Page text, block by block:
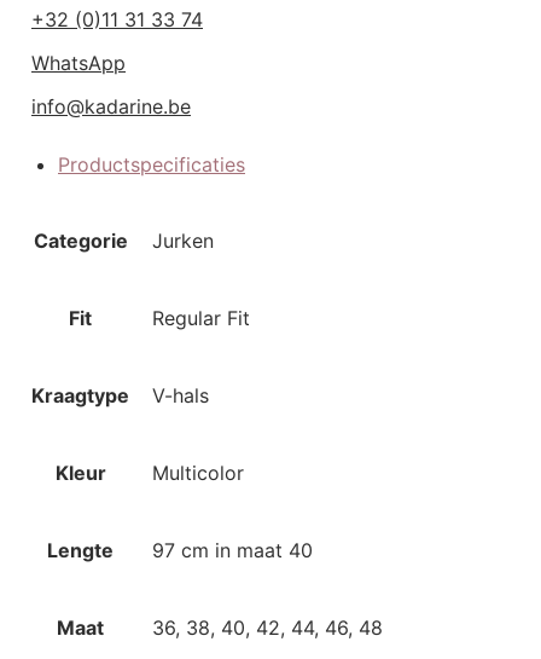
+32 (0)11 31 33 74
WhatsApp
info@kadarine.be
Productspecificaties
Categorie Jurken
Fit Regular Fit
Kraagtype V-hals
Kleur Multicolor
Lengte 97 cm in maat 40
Maat 36, 38, 40, 42, 44, 46, 48